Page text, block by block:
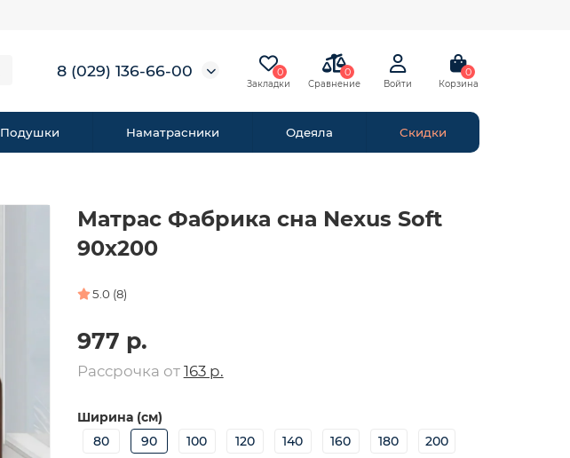
8 (029) 136-66-00 0 0 0
Подушки Наматрасники Одеяла Скидки
Матрас Фабрика сна Nexus Soft
90х200
5.0 (8)
977 р.
Рассрочка от 163 р.
Ширина (см)
80
90 100 120 140 160 180 200